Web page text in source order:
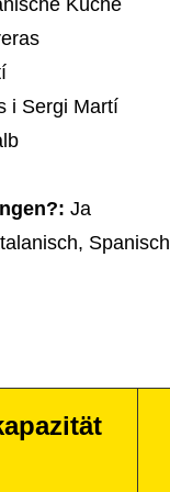
Küche
i Sergi Martí
Ja
Spanisch